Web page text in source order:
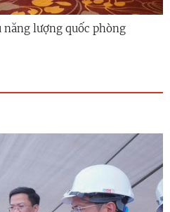
lượng quốc phòng